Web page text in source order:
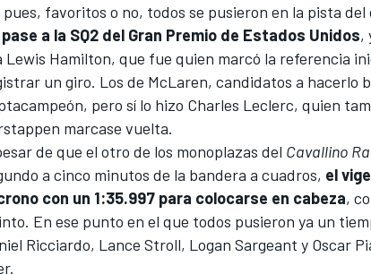
pues, favoritos o no, todos se pusieron en la pista del
a la SQ2 del Gran Premio de Estados Unidos,
Lewis Hamilton, que fue quien marcó la referencia
un giro. Los de McLaren, candidatos a hacerlo
pero sí lo hizo Charles Leclerc, quien
marcase vuelta.
de que el otro de los monoplazas del Cavallino
a cinco minutos de la bandera a cuadros, el
con un 1:35.997 para colocarse en cabeza,
En ese punto en el que todos pusieron ya un
Ricciardo, Lance Stroll, Logan Sargeant y Oscar